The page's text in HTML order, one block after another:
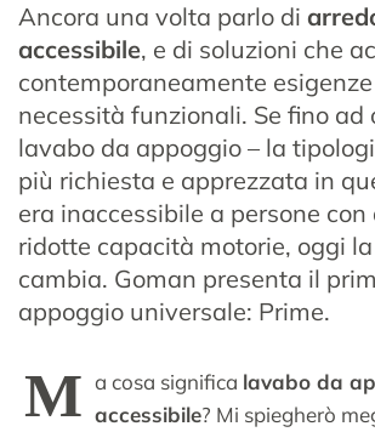
Ancora una volta parlo di
accessibile, e di soluzioni che
contemporaneamente
necessità funzionali. Se fino ad
lavabo da appoggio – la
più richiesta e apprezzata in
era inaccessibile a persone
ridotte capacità motorie, oggi
cambia. Goman presenta il
appoggio universale: Prime.
M a cosa significa lavabo da
accessibile? Mi spiegherò